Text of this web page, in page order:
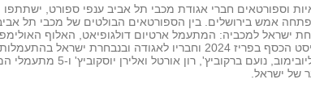
וספורטאים חברי אגודת מכבי תל אביב ענפי ספורט, ישתתפו
ה-22 שנפתחה אמש בירושלים. בין הספורטאים הבולטים של מכבי תל
ישראל למכביה: המתעמל ארטיום דולגופיאט, האלוף
טוקיו 2020 ומדליסט הכסף בפריז 2024 וחבריו לאגודה ובנבחרת ישראל בהתעמלות
מכשירים, איליה ליובימוב, נועם ברקוביץ', רון אורטל
של ישראל.